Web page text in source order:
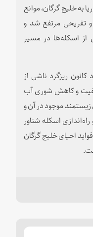
به خلیج گرگان، موانع
تفریحی مرتفع شد و
از اسکله‌ها در مسیر
کانون ریزگرد ناشی از
و کاهش شوری آب
موجود در آن و
اسکله شناور
احیای خلیج گرگان